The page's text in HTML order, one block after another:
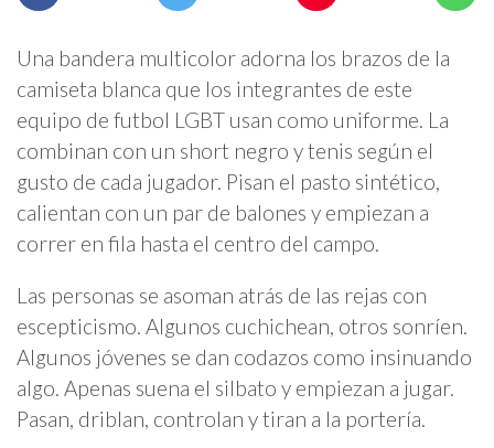
Una bandera multicolor adorna los brazos de la
camiseta blanca que los integrantes de este
equipo de futbol LGBT usan como uniforme. La
combinan con un short negro y tenis según el
gusto de cada jugador. Pisan el pasto sintético,
calientan con un par de balones y empiezan a
correr en fila hasta el centro del campo.
Las personas se asoman atrás de las rejas con
escepticismo. Algunos cuchichean, otros sonríen.
Algunos jóvenes se dan codazos como insinuando
algo. Apenas suena el silbato y empiezan a jugar.
Pasan, driblan, controlan y tiran a la portería.